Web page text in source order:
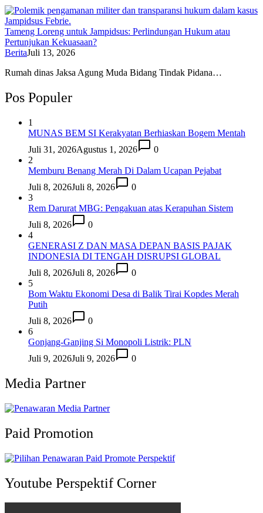
Tameng Loreng untuk Jampidsus: Perlindungan Hukum atau
Pertunjukan Kekuasaan?
BeritaJuli 13, 2026
Rumah dinas Jaksa Agung Muda Bidang Tindak Pidana…
Pos Populer
1
MUNAS BEM SI Kerakyatan Berhiaskan Bogem Mentah
Juli 31, 2026Agustus 1, 2026
0
2
Memburu Benang Merah Di Dalam Ucapan Pejabat
Juli 8, 2026Juli 8, 2026
0
3
Rem Darurat MBG: Pengakuan atas Kerapuhan Sistem
Juli 8, 2026
0
4
GENERASI Z DAN MASA DEPAN BASIS PAJAK
INDONESIA DI TENGAH DISRUPSI GLOBAL
Juli 8, 2026Juli 8, 2026
0
5
Bom Waktu Ekonomi Desa di Balik Tirai Kopdes Merah
Putih
Juli 8, 2026
0
6
Gonjang-Ganjing Si Monopoli Listrik: PLN
Juli 9, 2026Juli 9, 2026 0
Media Partner
Paid Promotion
Youtube Perspektif Corner